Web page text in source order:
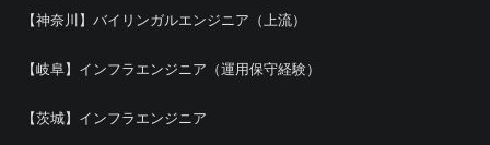
【神奈川】バイリンガルエンジニア（上流）
【岐阜】インフラエンジニア（運用保守経験）
【茨城】インフラエンジニア